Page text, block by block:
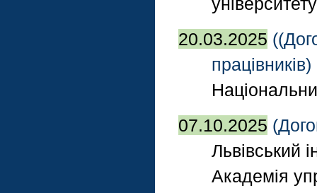
20.03.2025
працівників)
07.10.2025
Львівський
Академія